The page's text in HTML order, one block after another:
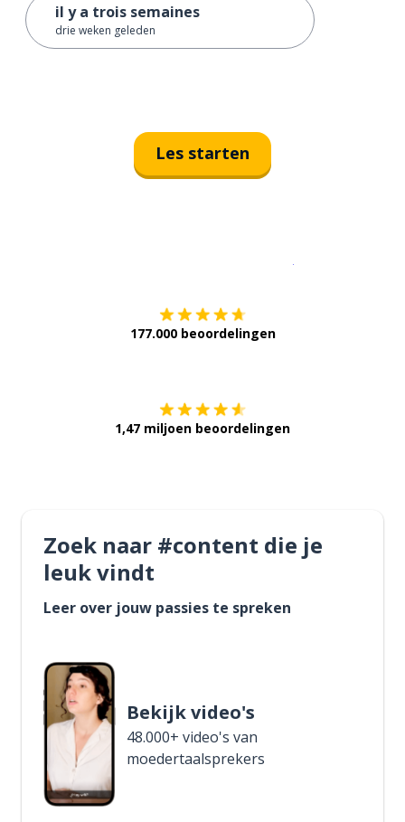
il y a trois semaines
drie weken geleden
Les starten
177.000 beoordelingen
1,47 miljoen beoordelingen
Zoek naar #content die je
leuk vindt
Leer over jouw passies te spreken
Bekijk video's
48.000+ video's van
moedertaalsprekers